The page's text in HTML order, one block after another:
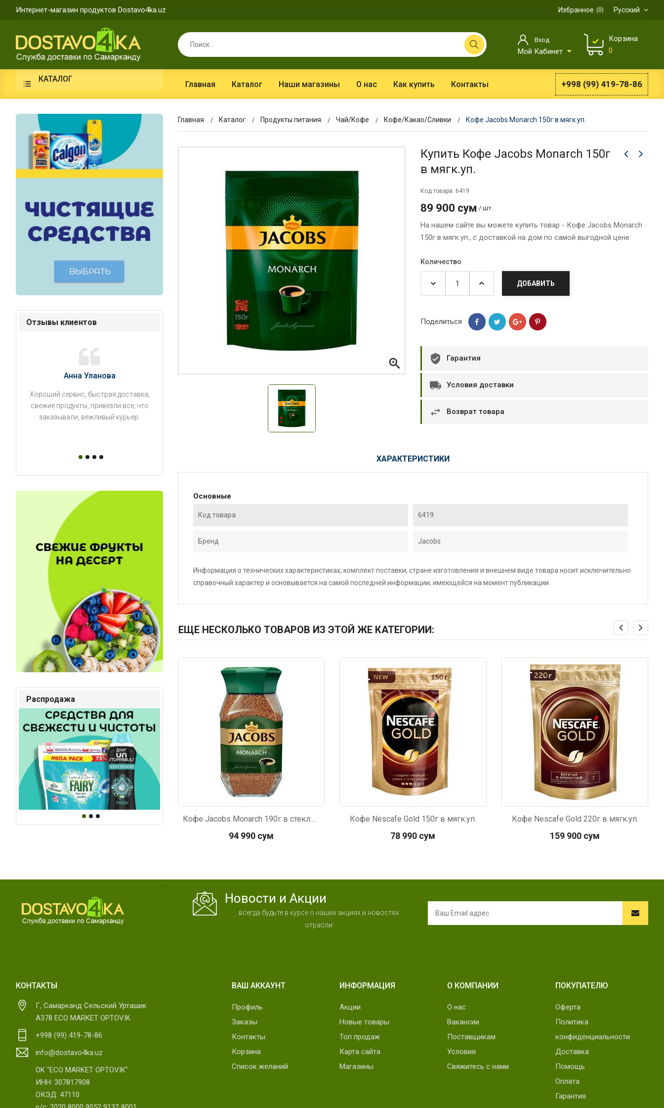
Интернет-магазин продуктов Dostavo4ka.uz Русский
Избранное 0
Вход
Мой Кабинет
Корзина
0
КАТАЛОГ
Главная Каталог Наши магазины О нас Как купить Контакты +998 (99) 419-78-86
Отзывы клиентов
Анна Уланова
Хороший сервис, быстрая доставка,
свежие продукты, привезли все, что
заказывали, вежливый курьер.
Александр П. Ольга Кузяева
Лежу в больнице, сделала заказ, все
привезли раньше назначенного
времени. Курьер Анвар, спасибо ему!
максимально быстро. Покупал мясо
Распродажа
Главная Каталог Продукты питания Чай/Кофе Кофе/Какао/Сливки Кофе Jacobs Monarch 150г в мягк.уп.

Купить Кофе Jacobs Monarch 150г
в мягк.уп.
Код товара: 6419
89 900 сум / шт.
На нашем сайте вы можете купить товар - Кофе Jacobs Monarch
150г в мягк.уп., с доставкой на дом по самой выгодной цене
Количество
ДОБАВИТЬ
Поделиться
Гарантия
Условия доставки
Возврат товара
ХАРАКТЕРИСТИКИ
Основные
Код товара 6419
Бренд Jacobs
Информация о технических характеристиках, комплект поставки, стране изготовления и внешнем виде товара носит исключительно
справочный характер и основывается на самой последней информации, имеющейся на момент публикации.
ЕЩЕ НЕСКОЛЬКО ТОВАРОВ ИЗ ЭТОЙ ЖЕ КАТЕГОРИИ:
Код: 776
Кофе Jacobs Monarch 190г в стекл.банке
94 990 сум
Код: 6417
Кофе Nescafe Gold 150г в мягк.уп.
78 990 сум
Код: 6418
Кофе Nescafe Gold 220г в мягк.уп.
159 900 сум
Код: 6417
Новости и Акции
всегда будьте в курсе о наших акциях и новостях
отрасли
КОНТАКТЫ
Г, Самарканд Сельский Урташик
А378 ECO MARKET OPTOVIK
+998 (99) 419-78-86
info@dostavo4ka.uz
OK "ECO MARKET OPTOVIK"
ИНН: 307817908
ОКЭД: 47110
ВАШ АККАУНТ
Профиль
Заказы
Контакты
Корзина
Список желаний
ИНФОРМАЦИЯ
Акции
Новые товары
Топ продаж
Карта сайта
Магазины
О КОМПАНИИ
О нас
Вакансии
Поставщикам
Условия
Свяжитесь с нами
ПОКУПАТЕЛЮ
Оферта
Политика
конфиденциальности
Доставка
Помощь
Оплата
Гарантия